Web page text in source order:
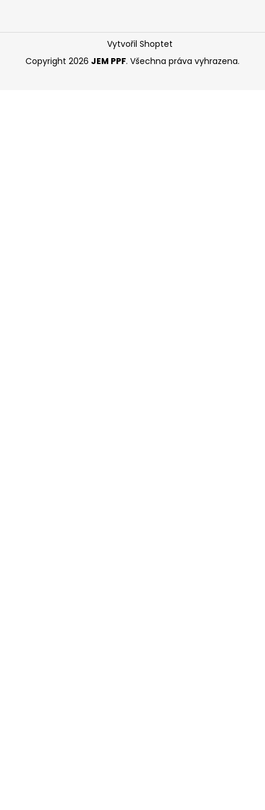
Vytvořil Shoptet
Copyright 2026 JEM PPF. Všechna práva vyhrazena.